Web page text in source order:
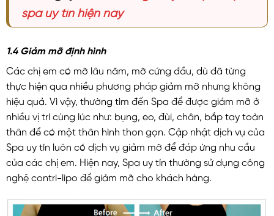
spa uy tín hiện nay
1.4 Giảm mỡ định hình
Các chị em có mỡ lâu năm, mỡ cứng đầu, dù đã từng
thực hiện qua nhiều phương pháp giảm mỡ nhưng không
hiệu quả. Vì vậy, thường tìm đến Spa để được giảm mỡ ở
nhiều vị trí cùng lúc như: bụng, eo, đùi, chân, bắp tay toàn
thân để có một thân hình thon gọn. Cập nhật dịch vụ của
Spa uy tín luôn có dịch vụ giảm mỡ để đáp ứng nhu cầu
của các chị em. Hiện nay, Spa uy tín thường sử dụng công
nghệ contri-lipo để giảm mỡ cho khách hàng.